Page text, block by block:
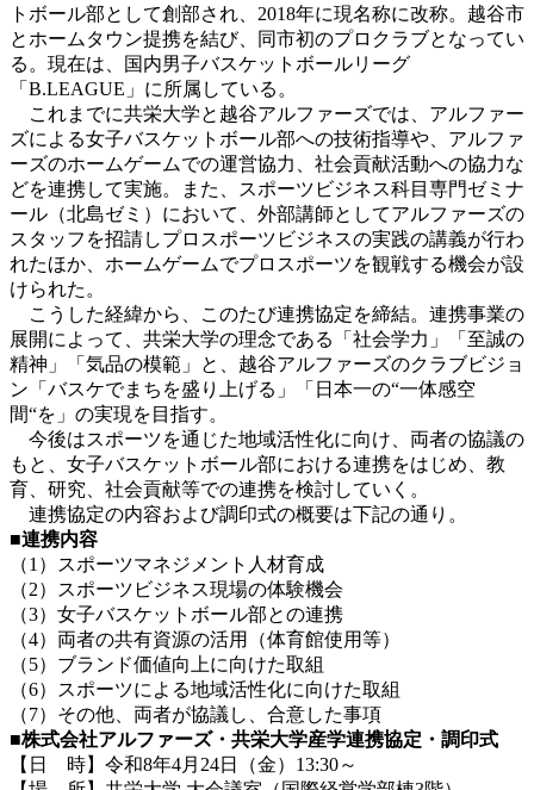
トボール部として創部され、2018年に現名称に改称。越谷市
とホームタウン提携を結び、同市初のプロクラブとなってい
る。現在は、国内男子バスケットボールリーグ
「B.LEAGUE」に所属している。
これまでに共栄大学と越谷アルファーズでは、アルファー
ズによる女子バスケットボール部への技術指導や、アルファ
ーズのホームゲームでの運営協力、社会貢献活動への協力な
どを連携して実施。また、スポーツビジネス科目専門ゼミナ
ール（北島ゼミ）において、外部講師としてアルファーズの
スタッフを招請しプロスポーツビジネスの実践の講義が行わ
れたほか、ホームゲームでプロスポーツを観戦する機会が設
けられた。
こうした経緯から、このたび連携協定を締結。連携事業の
展開によって、共栄大学の理念である「社会学力」「至誠の
精神」「気品の模範」と、越谷アルファーズのクラブビジョ
ン「バスケでまちを盛り上げる」「日本一の“一体感空
間“を」の実現を目指す。
今後はスポーツを通じた地域活性化に向け、両者の協議の
もと、女子バスケットボール部における連携をはじめ、教
育、研究、社会貢献等での連携を検討していく。
連携協定の内容および調印式の概要は下記の通り。
■連携内容
（1）スポーツマネジメント人材育成
（2）スポーツビジネス現場の体験機会
（3）女子バスケットボール部との連携
（4）両者の共有資源の活用（体育館使用等）
（5）ブランド価値向上に向けた取組
（6）スポーツによる地域活性化に向けた取組
（7）その他、両者が協議し、合意した事項
■株式会社アルファーズ・共栄大学産学連携協定・調印式
【日 時】令和8年4月24日（金）13:30～